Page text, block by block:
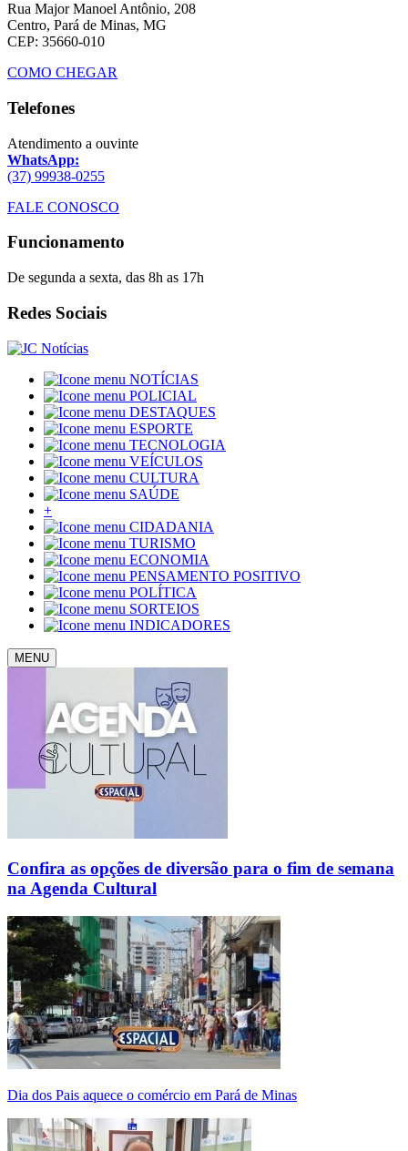
Rua Major Manoel Antônio, 208
Centro, Pará de Minas, MG
CEP: 35660-010
COMO CHEGAR
Telefones
Atendimento a ouvinte
WhatsApp:
(37) 99938-0255
FALE CONOSCO
Funcionamento
De segunda a sexta, das 8h as 17h
Redes Sociais
NOTÍCIAS
POLICIAL
DESTAQUES
ESPORTE
TECNOLOGIA
VEÍCULOS
CULTURA
SAÚDE
+
CIDADANIA
TURISMO
ECONOMIA
PENSAMENTO POSITIVO
POLÍTICA
SORTEIOS
INDICADORES
MENU
Confira as opções de diversão para o fim de semana
na Agenda Cultural
Dia dos Pais aquece o comércio em Pará de Minas